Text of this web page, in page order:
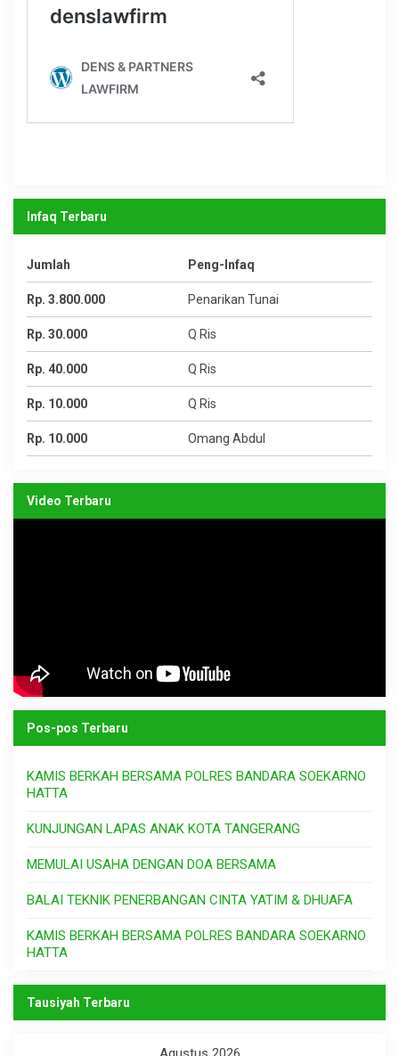
Infaq Terbaru
Jumlah Peng-Infaq
Rp. 3.800.000 Penarikan Tunai
Rp. 30.000 Q Ris
Rp. 40.000 Q Ris
Rp. 10.000 Q Ris
Rp. 10.000 Omang Abdul
Video Terbaru
Pos-pos Terbaru
KAMIS BERKAH BERSAMA POLRES BANDARA SOEKARNO
HATTA
KUNJUNGAN LAPAS ANAK KOTA TANGERANG
MEMULAI USAHA DENGAN DOA BERSAMA
BALAI TEKNIK PENERBANGAN CINTA YATIM & DHUAFA
KAMIS BERKAH BERSAMA POLRES BANDARA SOEKARNO
HATTA
Tausiyah Terbaru